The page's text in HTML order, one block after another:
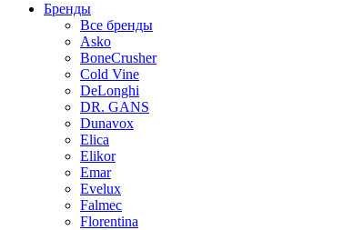
Бренды
Все бренды
Asko
BoneCrusher
Cold Vine
DeLonghi
DR. GANS
Dunavox
Elica
Elikor
Emar
Evelux
Falmec
Florentina